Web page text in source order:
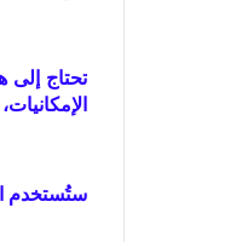
تحتاج إلى
ستُستخدم